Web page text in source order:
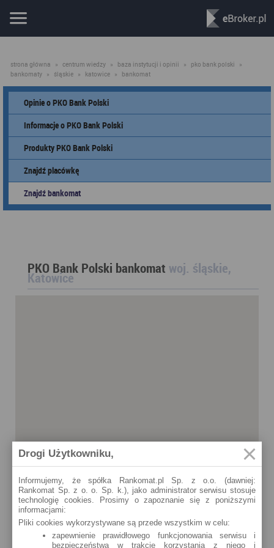
strona główna » centrum wiedzy » baza instytucji i opinii » pko bank polski
»
bankomaty » śląskie » katowice » bankomat
Opinie o PKO Bank Polski
Informacje o PKO Bank Polski
Produkty PKO Bank Polski
Znajdź placówkę
Znajdź bankomat
PKO Bank Polski bankomat woj. śląskie,
Katowice
Drogi Użytkowniku,
Informujemy, że spółka Rankomat.pl Sp. z o.o. (dawniej:
Rankomat Sp. z o. o. Sp. k.), jako administrator serwisu stosuje
technologię cookies. Prosimy o zapoznanie się z poniższymi
informacjami:
Pliki cookies wykorzystywane są przede wszystkim w celu:
zapewnienie prawidłowego funkcjonowania serwisu i
bezpieczeństwa w trakcie korzystania z niego i